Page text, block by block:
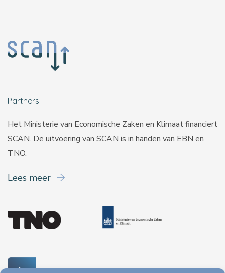
Partners
Het Ministerie van Economische Zaken en Klimaat financiert
SCAN. De uitvoering van SCAN is in handen van EBN en
TNO.
Lees meer